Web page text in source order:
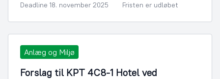
Deadline 18. november 2025 Fristen er udløbet
Anlæg og Miljø
Forslag til KPT 4C8-1 Hotel ved